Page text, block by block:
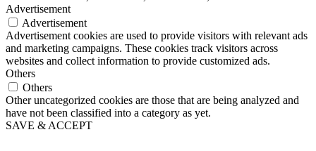
Advertisement
Advertisement
Advertisement cookies are used to provide visitors with relevant ads
and marketing campaigns. These cookies track visitors across
websites and collect information to provide customized ads.
Others
Others
Other uncategorized cookies are those that are being analyzed and
have not been classified into a category as yet.
SAVE & ACCEPT